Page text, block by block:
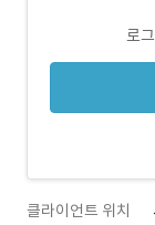
로
클라이언트 위치